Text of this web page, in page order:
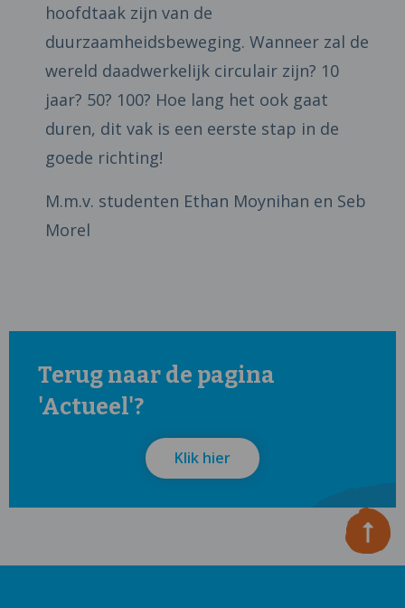
hoofdtaak zijn van de
duurzaamheidsbeweging. Wanneer zal de
wereld daadwerkelijk circulair zijn? 10
jaar? 50? 100? Hoe lang het ook gaat
duren, dit vak is een eerste stap in de
goede richting!
M.m.v. studenten Ethan Moynihan en Seb
Morel
Terug naar de pagina
'Actueel'?
Klik hier